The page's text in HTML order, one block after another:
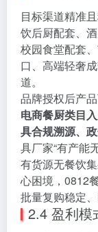
目标渠道精准
饮后厨配套、
校园食堂配套
口、高端轻奢
道。
品牌授权后产
电商餐厨类目
具合规溯源、
具厂家“有产能
有货源无餐饮
心困境，0812
批量复购稳定
2.4 盈利模